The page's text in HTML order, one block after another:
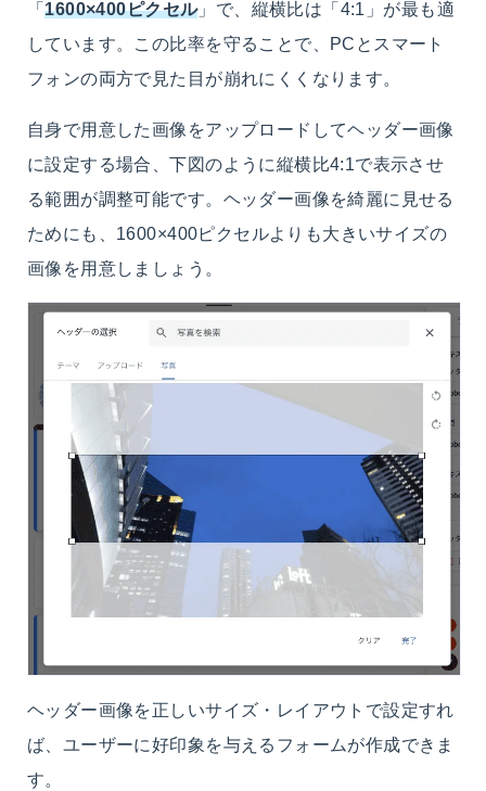
「1600×400ピクセル」で、縦横比は「4:1」が最も適
しています。この比率を守ることで、PCとスマート
フォンの両方で見た目が崩れにくくなります。
自身で用意した画像をアップロードしてヘッダー画像
に設定する場合、下図のように縦横比4:1で表示させ
る範囲が調整可能です。ヘッダー画像を綺麗に見せる
ためにも、1600×400ピクセルよりも大きいサイズの
画像を用意しましょう。
ヘッダー画像を正しいサイズ・レイアウトで設定すれ
ば、ユーザーに好印象を与えるフォームが作成できま
す。